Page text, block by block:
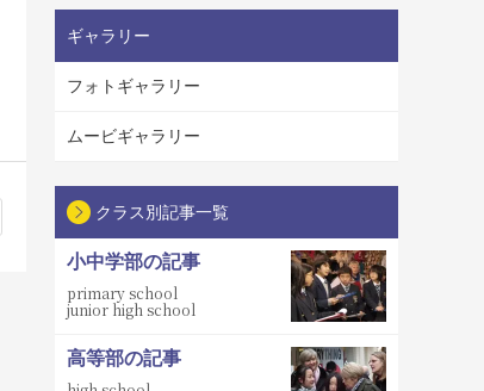
ギャラリー
フォトギャラリー
ムービギャラリー
クラス別記事一覧
小中学部の記事
primary school
junior high school
高等部の記事